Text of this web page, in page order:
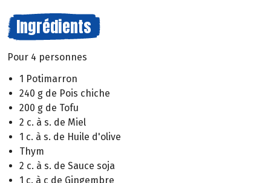
Ingrédients
Pour 4 personnes
1 Potimarron
240 g de Pois chiche
200 g de Tofu
2 c. à s. de Miel
1 c. à s. de Huile d'olive
Thym
2 c. à s. de Sauce soja
1 c. à c de Gingembre